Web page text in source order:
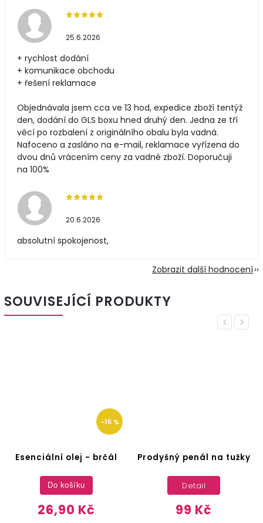
25.6.2026
+ rychlost dodání
+ komunikace obchodu
+ řešení reklamace
Objednávala jsem cca ve 13 hod, expedice zboží tentýž
den, dodání do GLS boxu hned druhý den. Jedna ze tří
věcí po rozbalení z originálního obalu byla vadná.
Nafoceno a zasláno na e-mail, reklamace vyřízena do
dvou dnů vrácením ceny za vadné zboží. Doporučuji
na 100%
20.6.2026
absolutní spokojenost,
Zobrazit další hodnocení
SOUVISEJÍCÍ PRODUKTY
Previous
–15 %
Esenciální olej - brčál
26,90 Kč
Do košíku
Prodyšný penál na tužky
99 Kč
Detail
Next